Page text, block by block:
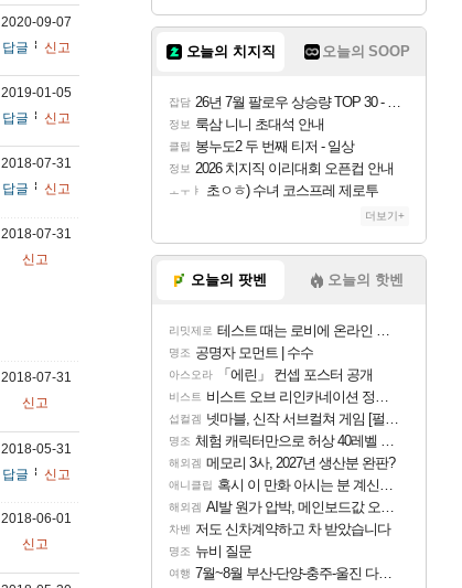
2020-09-07
답글
신고
2019-01-05
답글
신고
2018-07-31
답글
신고
2018-07-31
신고
2018-07-31
신고
2018-05-31
답글
신고
2018-06-01
신고
오늘의 치지직 오늘의 SOOP
잡담 26년 7월 팔로우 상승량 TOP 30 - 월간 치지직
정보 룩삼 니니 초대석 안내
클립 봉누도2 두 번째 티저 - 일상
정보 2026 치지직 이리대회 오픈컵 안내
ㅗㅜㅑ 초ㅇㅎ) 수녀 코스프레 제로투
더보기+
오늘의 팟벤 오늘의 핫벤
리밋제로 테스트 때는 로비에 온라인 기능이 있는데
명조 공명자 모먼트 | 수수
아스오라 「에린」 컨셉 포스터 공개
비스트 비스트 오브 리인카네이션 정보/공략글 모음
섭컬겜 넷마블, 신작 서브컬쳐 게임 [펄 인 블루] 티저 사이트 오픈
명조 체험 캐릭터만으로 허상 40레벨 하이와티아 5분 컷!｜에이메스·린네·모니에 명함
해외겜 메모리 3사, 2027년 생산분 완판?
애니클립 혹시 이 만화 아시는 분 계신가요
해외겜 AI발 원가 압박, 메인보드값 오르나
차벤 저도 신차계약하고 차 받았습니다
명조 뉴비 질문
여행 7월~8월 부산-단양-충주-울진 다녀왔어요~